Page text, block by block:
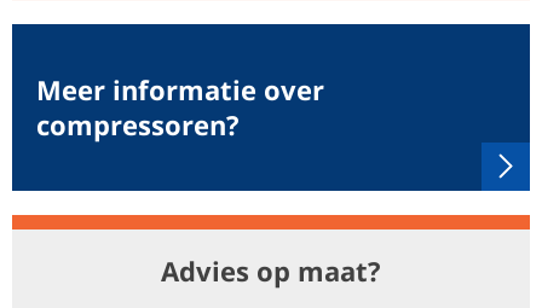
Meer informatie over
compressoren?
Advies op maat?